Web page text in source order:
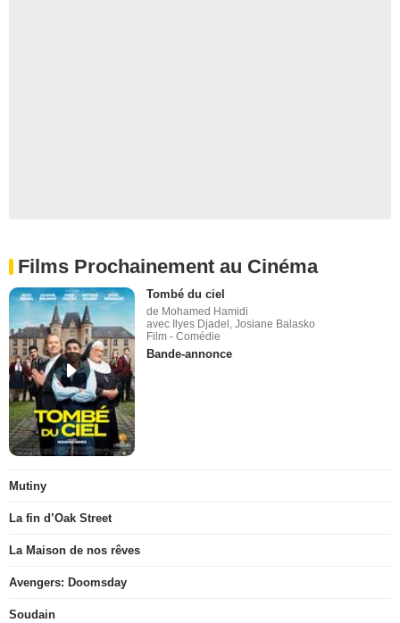
Films Prochainement au Cinéma
Tombé du ciel
de Mohamed Hamidi
avec Ilyes Djadel, Josiane Balasko
Film - Comédie
Bande-annonce
Mutiny
La fin d’Oak Street
La Maison de nos rêves
Avengers: Doomsday
Soudain